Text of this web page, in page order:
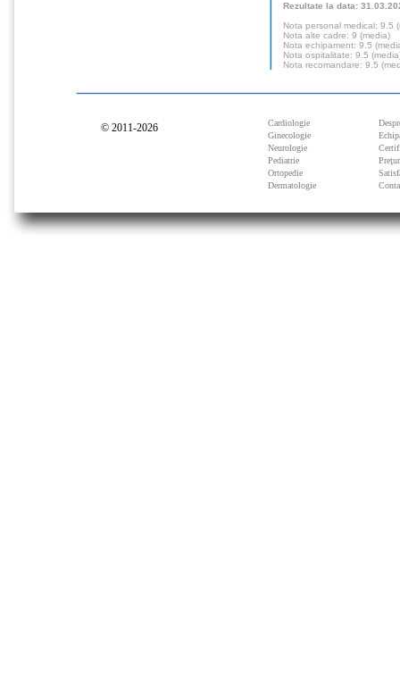
Rezultate la data:
Nota personal medical: 9.5
Nota alte cadre: 9 (media)
Nota echipament: 9.5
Nota ospitalitate: 9.5
Nota recomandare: 9.5
© 2011-2026
Cardiologie
Ginecologie
Neurologie
Pediatrie
Ortopedie
Dermatologie